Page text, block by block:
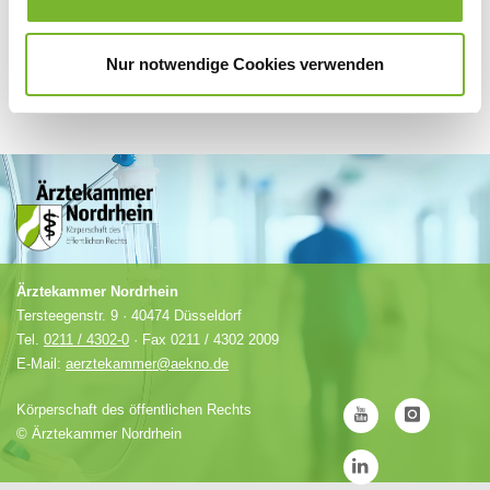
Nur notwendige Cookies verwenden
Ärztekammer Nordrhein
Tersteegenstr. 9 · 40474 Düsseldorf
Tel. 0211 / 4302-0 · Fax 0211 / 4302 2009
E-Mail: aerztekammer@aekno.de
Körperschaft des öffentlichen Rechts
© Ärztekammer Nordrhein